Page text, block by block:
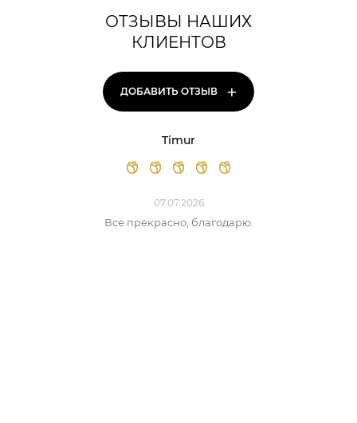
ОТЗЫВЫ НАШИХ
КЛИЕНТОВ
ДОБАВИТЬ ОТЗЫВ +
Timur
07.07.2026
Все прекрасно, благодарю.